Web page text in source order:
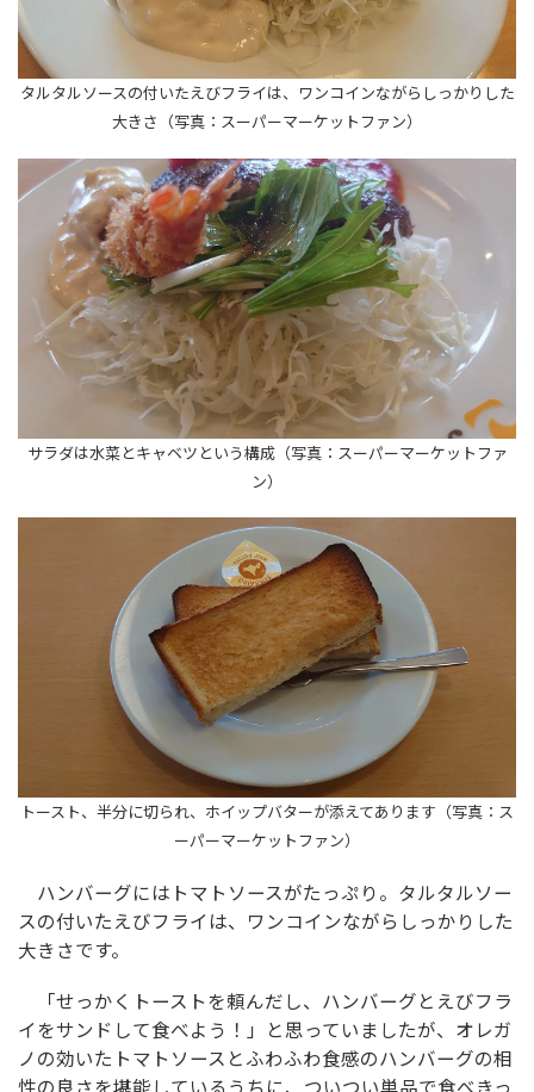
タルタルソースの付いたえびフライは、ワンコインながらしっかりした
大きさ（写真：スーパーマーケットファン）
サラダは水菜とキャベツという構成（写真：スーパーマーケットファ
ン）
トースト、半分に切られ、ホイップバターが添えてあります（写真：ス
ーパーマーケットファン）
ハンバーグにはトマトソースがたっぷり。タルタルソー
スの付いたえびフライは、ワンコインながらしっかりした
大きさです。
「せっかくトーストを頼んだし、ハンバーグとえびフラ
イをサンドして食べよう！」と思っていましたが、オレガ
ノの効いたトマトソースとふわふわ食感のハンバーグの相
性の良さを堪能しているうちに、ついつい単品で食べきっ